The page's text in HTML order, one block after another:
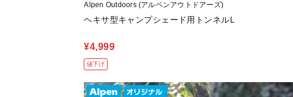
Alpen Outdoors (アルペンアウトドアーズ)
ヘキサ型キャンプシェード用トンネルL
¥4,999
値下げ